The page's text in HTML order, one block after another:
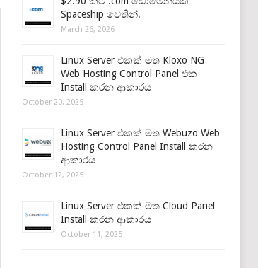
Spaceship වෙතින්.
March 26, 2026
Linux Server එකක් මත Kloxo NG
Web Hosting Control Panel එක
Install කරන ආකාරය
October 20, 2025
Linux Server එකක් මත Webuzo Web
Hosting Control Panel Install කරන
ආකාරය
October 12, 2025
Linux Server එකක් මත Cloud Panel
Install කරන ආකාරය
October 11, 2025